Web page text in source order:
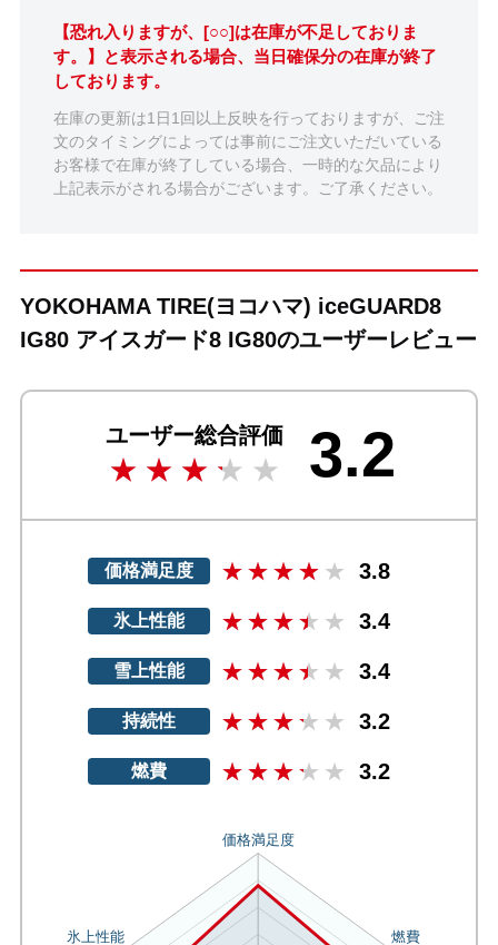
【恐れ入りますが、[○○]は在庫が不足しておりま
す。】と表示される場合、当日確保分の在庫が終了
しております。
在庫の更新は1日1回以上反映を行っておりますが、ご注
文のタイミングによっては事前にご注文いただいている
お客様で在庫が終了している場合、一時的な欠品により
上記表示がされる場合がございます。ご了承ください。
YOKOHAMA TIRE(ヨコハマ) iceGUARD8
IG80 アイスガード8 IG80のユーザーレビュー
ユーザー総合評価 3.2
価格満足度 3.8
氷上性能 3.4
雪上性能 3.4
持続性 3.2
燃費 3.2